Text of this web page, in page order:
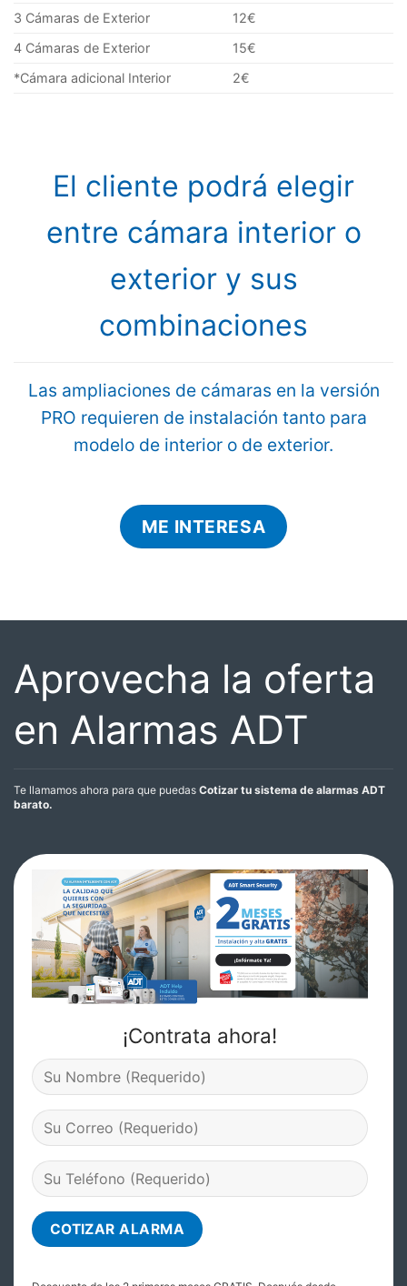
3 Cámaras de Exterior
12€
4 Cámaras de Exterior
15€
*Cámara adicional Interior
2€
El cliente podrá elegir
entre cámara interior o
exterior y sus
combinaciones
Las ampliaciones de cámaras en la versión
PRO requieren de instalación tanto para
modelo de interior o de exterior.
ME INTERESA
Aprovecha la oferta
en Alarmas ADT
Te llamamos ahora para que puedas Cotizar tu sistema de alarmas ADT
barato.
¡Contrata ahora!